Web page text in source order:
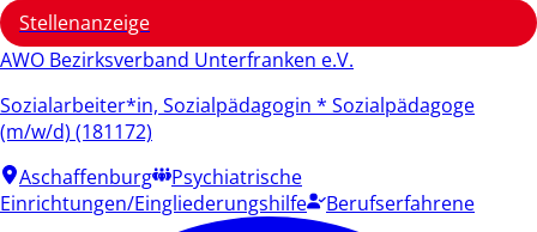
Stellenanzeige
AWO Bezirksverband Unterfranken e.V.
Sozialarbeiter*in, Sozialpädagogin * Sozialpädagoge
(m/w/d) (181172)
Aschaffenburg
Psychiatrische
Einrichtungen/Eingliederungshilfe
Berufserfahrene